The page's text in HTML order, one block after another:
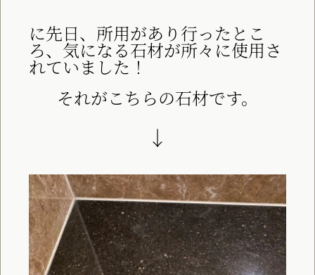
に先日、所用があり行ったとこ
ろ、気になる石材が所々に使用さ
れていました！
それがこちらの石材です。
↓